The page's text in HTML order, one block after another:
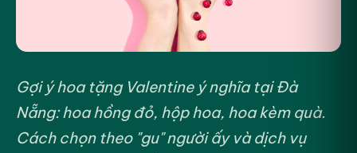
Gợi ý hoa tặng Valentine ý nghĩa tại Đà
Nẵng: hoa hồng đỏ, hộp hoa, hoa kèm quà.
Cách chọn theo "gu" người ấy và dịch vụ